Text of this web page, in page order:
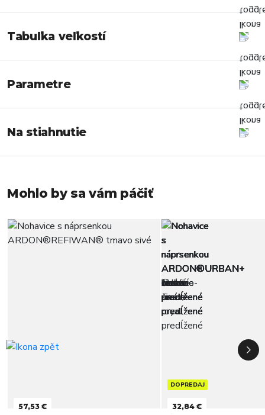
Tabuľka veľkostí
Parametre
Na stiahnutie
Mohlo by sa vám páčiť
57,53 €
DOPREDAJ
32,84 €